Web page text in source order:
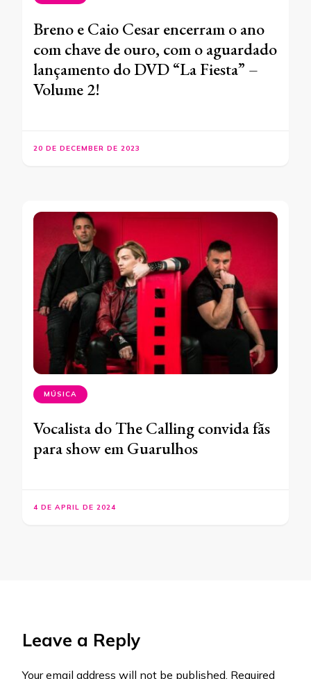
Breno e Caio Cesar encerram o ano
com chave de ouro, com o aguardado
lançamento do DVD “La Fiesta” –
Volume 2!
20 DE DECEMBER DE 2023
MÚSICA
Vocalista do The Calling convida fãs
para show em Guarulhos
4 DE APRIL DE 2024
Leave a Reply
Your email address will not be published. Required